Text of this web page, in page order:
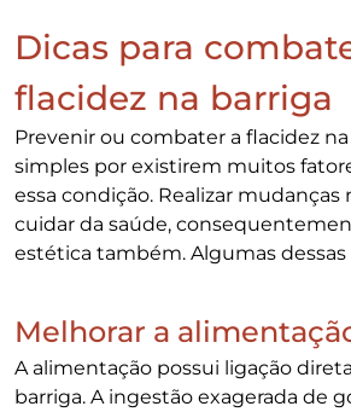
Dicas para
flacidez na barriga
Prevenir ou combater a flacidez
simples por existirem muitos
essa condição. Realizar mudanças
cuidar da saúde,
estética também. Algumas dessas
Melhorar a
A alimentação possui ligação
barriga. A ingestão exagerada de